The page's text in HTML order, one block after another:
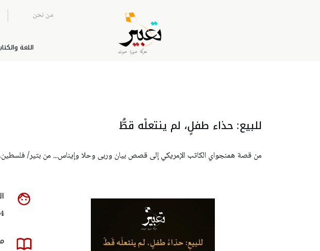
من نحن
اللغة
للبيع: حذاء طفلٍ، لم ينتعلْه قطُّ
من قصة همنجواي الكاتب الإمريكي إلى قصص بيان وربى وحلا وإيناس... من بتير/